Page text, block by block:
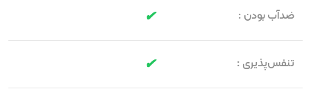
ضدآب بودن :
تنفس‌پذیری :